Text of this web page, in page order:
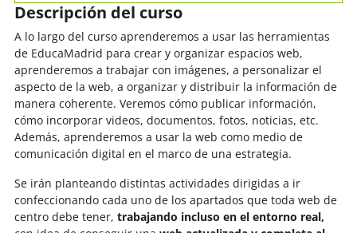
Descripción del curso
A lo largo del curso aprenderemos a usar las herramientas
de EducaMadrid para crear y organizar espacios web,
aprenderemos a trabajar con imágenes, a personalizar el
aspecto de la web, a organizar y distribuir la información de
manera coherente. Veremos cómo publicar información,
cómo incorporar videos, documentos, fotos, noticias, etc.
Además, aprenderemos a usar la web como medio de
comunicación digital en el marco de una estrategia.
Se irán planteando distintas actividades dirigidas a ir
confeccionando cada uno de los apartados que toda web de
centro debe tener, trabajando incluso en el entorno real,